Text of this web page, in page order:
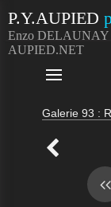
P.Y.AUPIED
Enzo DELAUNAY
AUPIED.NET

Galerie 93 :
